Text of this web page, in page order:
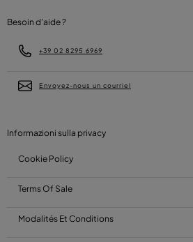
Besoin d’aide ?
+39 02 8295 6969
Envoyez-nous un courriel
Informazioni sulla privacy
Cookie Policy
Terms Of Sale
Modalités Et Conditions